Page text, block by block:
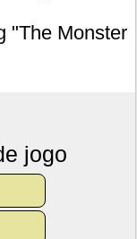
"The Monster
jogo